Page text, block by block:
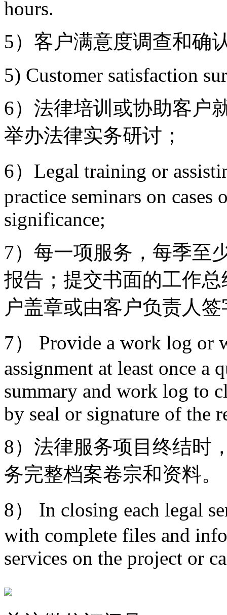
hours.
5）客户满意度调查和确
5) Customer satisfaction
6）法律培训或协助客户
举办法律实务研讨；
6）Legal training or
practice seminars on cases
significance;
7）每一项服务，每季至
报告；提交书面的工作
户盖章或由客户负责人
7） Provide a work log or
assignment at least once a
summary and work log to
by seal or signature of the
8）法律服务项目终结时
务完整档案卷宗和资料。
8） In closing each legal
with complete files and
services on the project or